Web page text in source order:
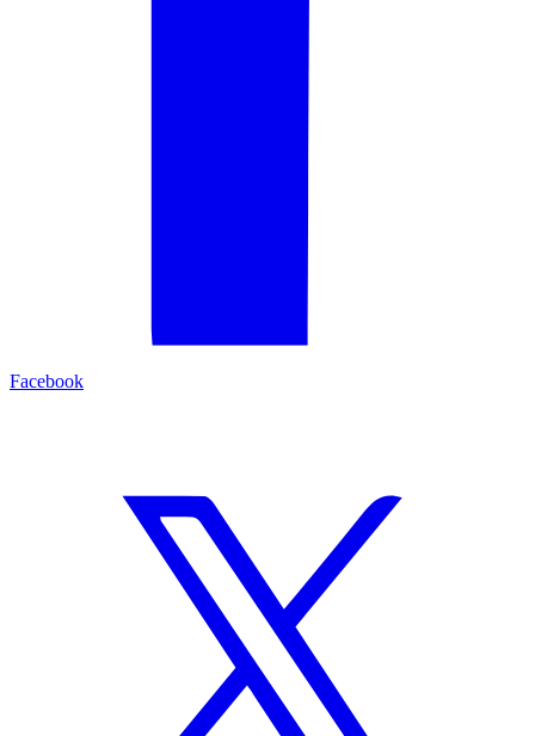
Facebook